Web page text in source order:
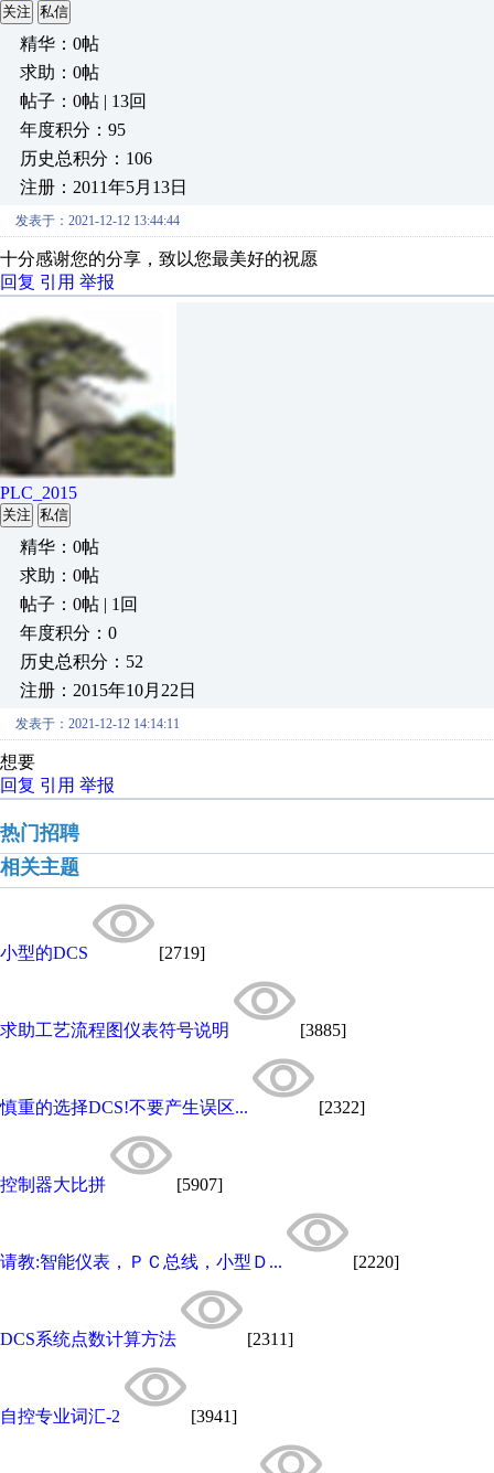
关注 私信
精华：0帖
求助：0帖
帖子：0帖 | 13回
年度积分：95
历史总积分：106
注册：2011年5月13日
发表于：2021-12-12 13:44:44
十分感谢您的分享，致以您最美好的祝愿
回复 引用 举报
PLC_2015
关注 私信
精华：0帖
求助：0帖
帖子：0帖 | 1回
年度积分：0
历史总积分：52
注册：2015年10月22日
发表于：2021-12-12 14:14:11
想要
回复 引用 举报
热门招聘
相关主题
小型的DCS [2719]
求助工艺流程图仪表符号说明 [3885]
慎重的选择DCS!不要产生误区... [2322]
控制器大比拼 [5907]
请教:智能仪表，ＰＣ总线，小型Ｄ... [2220]
DCS系统点数计算方法 [2311]
自控专业词汇-2 [3941]